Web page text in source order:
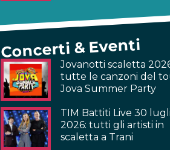
Concerti & Eventi
Jovanotti scaletta
tutte le canzoni del
Jova Summer Party
TIM Battiti Live 30
2026: tutti gli artisti in
scaletta a Trani